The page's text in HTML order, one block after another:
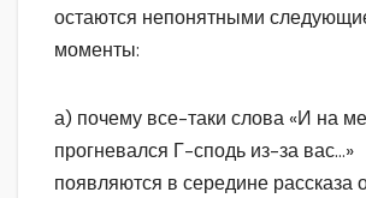
остаются непонятными
моменты:
а) почему все-таки слова «И на
прогневался Г-сподь из-за вас…»
появляются в середине рассказа